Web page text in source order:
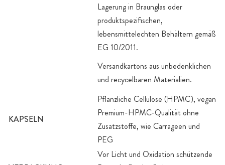
Lagerung in Braunglas oder
produktspezifischen,
lebensmittelechten Behältern gemäß
EG 10/2011.
Versandkartons aus unbedenklichen
und recycelbaren Materialien.
KAPSELN
Pflanzliche Cellulose (HPMC), vegan
Premium-HPMC-Qualität ohne
Zusatzstoffe, wie Carrageen und
PEG
Vor Licht und Oxidation schützende